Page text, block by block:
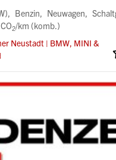
Benzin Neuwagen
2/km (komb.)
Neustadt | BMW, MINI &